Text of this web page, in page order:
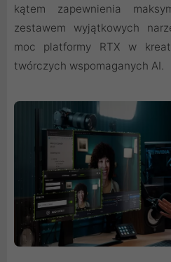
kątem zapewnienia
zestawem wyjątkowych
moc platformy RTX w
twórczych wspomaganych AI.